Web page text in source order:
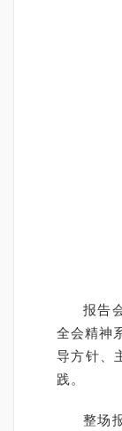
报告
全会精神
导方针、
践。
整场